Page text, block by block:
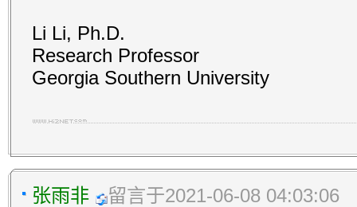
Li Li, Ph.D.
Research Professor
Georgia Southern University
张雨非 留言于2021-06-08 04:03:06